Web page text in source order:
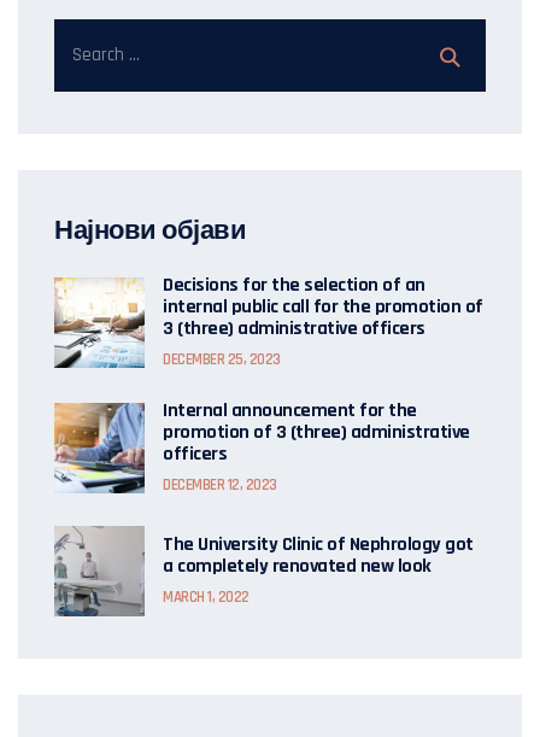
Најнови објави
Decisions for the selection of an
internal public call for the promotion of
3 (three) administrative officers
DECEMBER 25, 2023
Internal announcement for the
promotion of 3 (three) administrative
officers
DECEMBER 12, 2023
The University Clinic of Nephrology got
a completely renovated new look
MARCH 1, 2022